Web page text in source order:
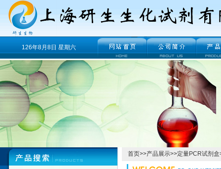
126年8月8日 星期六
首页>>产品展示>>定量PCR试剂盒